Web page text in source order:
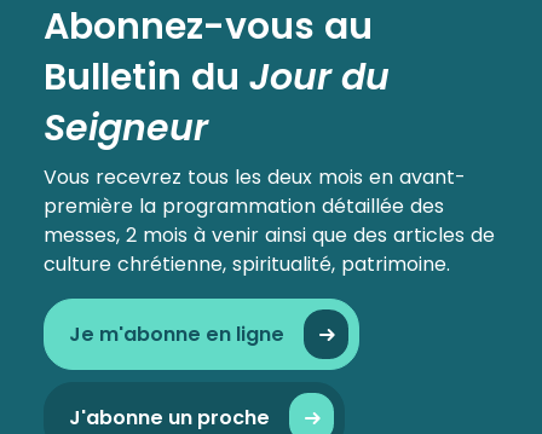
Abonnez-vous au
Bulletin du Jour du
Seigneur
Vous recevrez tous les deux mois en avant-
première la programmation détaillée des
messes, 2 mois à venir ainsi que des articles de
culture chrétienne, spiritualité, patrimoine.
Je m'abonne en ligne
J'abonne un proche